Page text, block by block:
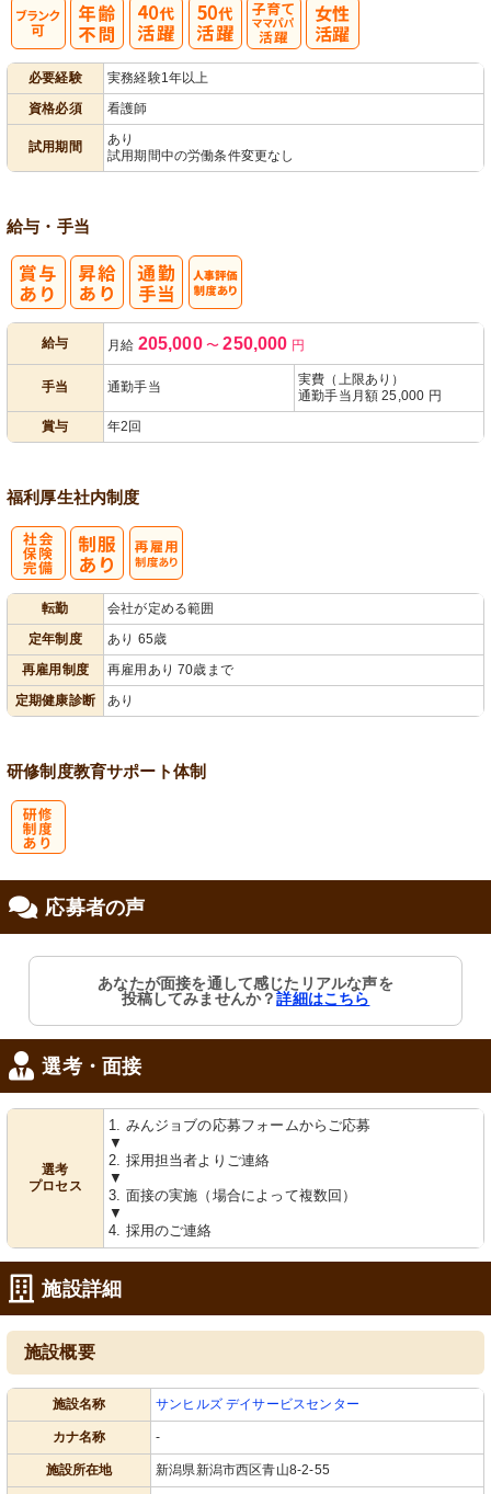
必要経験
実務経験1年以上
資格必須
看護師
試用期間
あり
試用期間中の労働条件変更なし
給与・手当
給与 月給 205,000 〜 250,000 円
手当 通勤手当
実費（上限あり）
通勤手当月額 25,000 円
賞与
年2回
福利厚生社内制度
転勤
会社が定める範囲
定年制度
あり 65歳
再雇用制度
再雇用あり 70歳まで
定期健康診断
あり
研修制度教育サポート体制
応募者の声
あなたが面接を通して感じたリアルな声を
投稿してみませんか？詳細はこちら
選考・面接
選考
プロセス
1. みんジョブの応募フォームからご応募
▼
2. 採用担当者よりご連絡
▼
3. 面接の実施（場合によって複数回）
▼
4. 採用のご連絡
施設詳細
施設概要
施設名称 サンヒルズ デイサービスセンター
カナ名称 -
施設所在地 新潟県新潟市西区青山8-2-55